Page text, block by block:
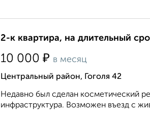
2-к квартира, на длительный
10 000 ₽ в месяц
Центральный район, Гоголя 42
Недавно был сделан косметический
инфраструктура. Возможен въезд с